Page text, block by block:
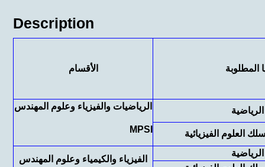
Description
المطلوبة الأقسام
الرياضيات والفيزياء وعلوم المهندس
MPSI
العلوم الفيزيائية
الفيزياء والكيمياء وعلوم المهندس